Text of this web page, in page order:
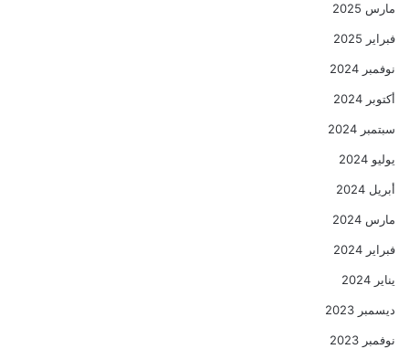
مارس 2025
فبراير 2025
نوفمبر 2024
أكتوبر 2024
سبتمبر 2024
يوليو 2024
أبريل 2024
مارس 2024
فبراير 2024
يناير 2024
ديسمبر 2023
نوفمبر 2023